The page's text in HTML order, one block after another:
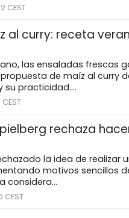
CEST
al curry: receta
las ensaladas frescas
de maíz al curry
su practicidad....
rechaza
la idea de realizar
motivos sencillos
considera...
CEST